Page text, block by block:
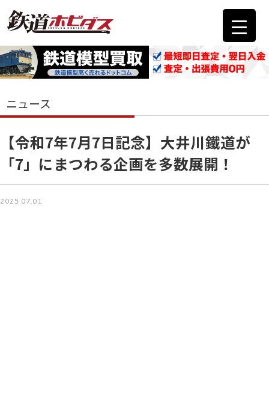
ニュース
【令和7年7月7日記念】大井川鐵道が
「7」にまつわる企画を多数展開！
2025.07.01